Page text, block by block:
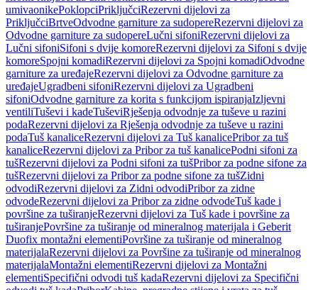
umivaonikePoklopciPriključciRezervni dijelovi za
PriključciBrtveOdvodne garniture za sudopereRezervni dijelovi za
Odvodne garniture za sudopereLučni sifoniRezervni dijelovi za
Lučni sifoniSifoni s dvije komoreRezervni dijelovi za Sifoni s dvije
komoreSpojni komadiRezervni dijelovi za Spojni komadiOdvodne
garniture za uređajeRezervni dijelovi za Odvodne garniture za
uređajeUgradbeni sifoniRezervni dijelovi za Ugradbeni
sifoniOdvodne garniture za korita s funkcijom ispiranjaIzljevni
ventiliTuševi i kadeTuševiRješenja odvodnje za tuševe u razini
podaRezervni dijelovi za Rješenja odvodnje za tuševe u razini
podaTuš kanaliceRezervni dijelovi za Tuš kanalicePribor za tuš
kanaliceRezervni dijelovi za Pribor za tuš kanalicePodni sifoni za
tušRezervni dijelovi za Podni sifoni za tušPribor za podne sifone za
tušRezervni dijelovi za Pribor za podne sifone za tušZidni
odvodiRezervni dijelovi za Zidni odvodiPribor za zidne
odvodeRezervni dijelovi za Pribor za zidne odvodeTuš kade i
površine za tuširanjeRezervni dijelovi za Tuš kade i površine za
tuširanjePovršine za tuširanje od mineralnog materijala i Geberit
Duofix montažni elementiPovršine za tuširanje od mineralnog
materijalaRezervni dijelovi za Površine za tuširanje od mineralnog
materijalaMontažni elementiRezervni dijelovi za Montažni
elementiSpecifični odvodi tuš kadaRezervni dijelovi za Specifični